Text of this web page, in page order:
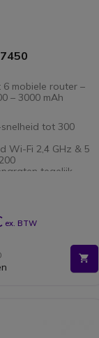
6 mobiele router –
– 3000 mAh
snelheid tot 300
Wi-Fi 2,4 GHz & 5
tegelijk
voor
batterij-informatie
TP-Link tpMiFi-app
ex. BTW